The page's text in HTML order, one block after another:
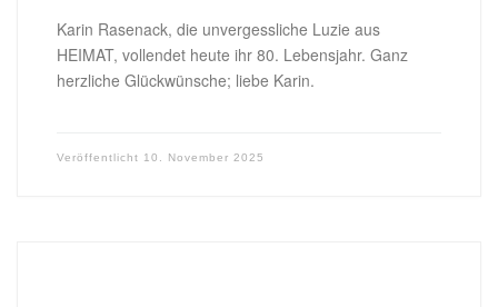
Karin Rasenack, die unvergessliche Luzie aus
HEIMAT, vollendet heute ihr 80. Lebensjahr. Ganz
herzliche Glückwünsche; liebe Karin.
Veröffentlicht 10. November 2025